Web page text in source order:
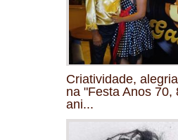
Criatividade,
na "Festa Anos 70,
ani...